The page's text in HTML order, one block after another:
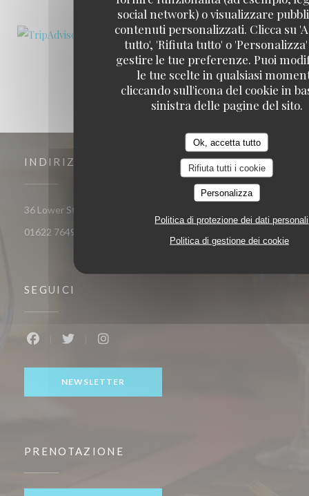
social network) o visualizzare
contenuti personalizzati. Clicca su
tutto', 'Rifiuta tutto' o
gestire le tue preferenze. Puoi
le tue scelte in qualsiasi
cliccando sull'icona del cookie in
sinistra delle pagine del sito.
Ok, accetta tutto
Rifiuta tutti i cookie
Personalizza
Politica di protezione dei dati personali
Politica di gestione dei cookie
INDIRIZZO
36 Lower Stone Street ME15 6LX Maidstone Kent
01622 764961
SEGUICI
NEWSLETTER
PRENOTAZIONE